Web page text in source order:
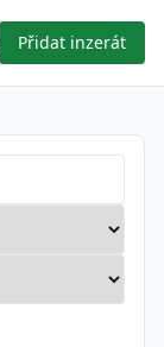
Přidat inzerát